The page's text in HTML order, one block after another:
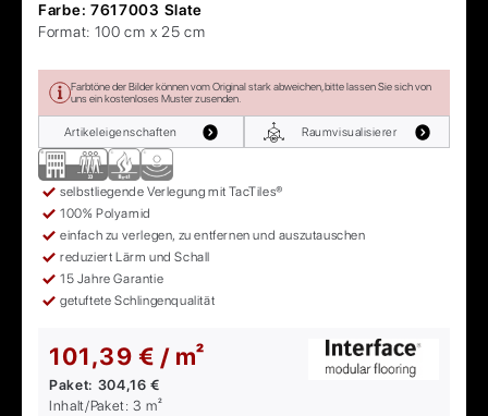
Farbe: 7617003 Slate
Format: 100 cm x 25 cm
Farbtöne der Bilder können vom Original stark abweichen, bitte lassen Sie sich von
uns ein kostenloses Muster zusenden.
Artikeleigenschaften Raumvisualisierer
selbstliegende Verlegung mit TacTiles®
100% Polyamid
einfach zu verlegen, zu entfernen und auszutauschen
reduziert Lärm und Schall
15 Jahre Garantie
getuftete Schlingenqualität
101,39 € / m²
Paket: 304,16 €
Inhalt/Paket:3 m²